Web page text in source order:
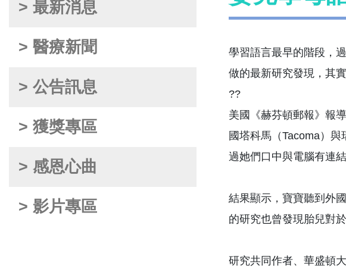
> 最新消息
> 醫療新聞
> 公告訊息
> 獲獎專區
> 感恩心曲
> 影片專區
學習語言最早的階段，
做的最新研究發現，其
??
美國《赫芬頓郵報》報
國塔科馬（Tacoma）
過她們口中與電腦有連
結果顯示，寶寶聽到外
的研究也曾發現胎兒對
研究共同作者、華盛頓